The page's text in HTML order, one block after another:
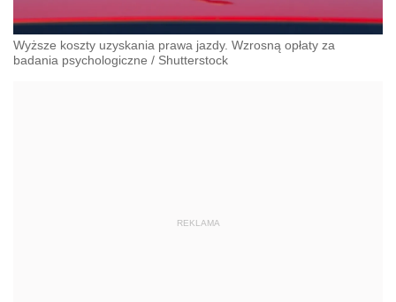
Wyższe koszty uzyskania prawa jazdy. Wzrosną opłaty za
badania psychologiczne / Shutterstock